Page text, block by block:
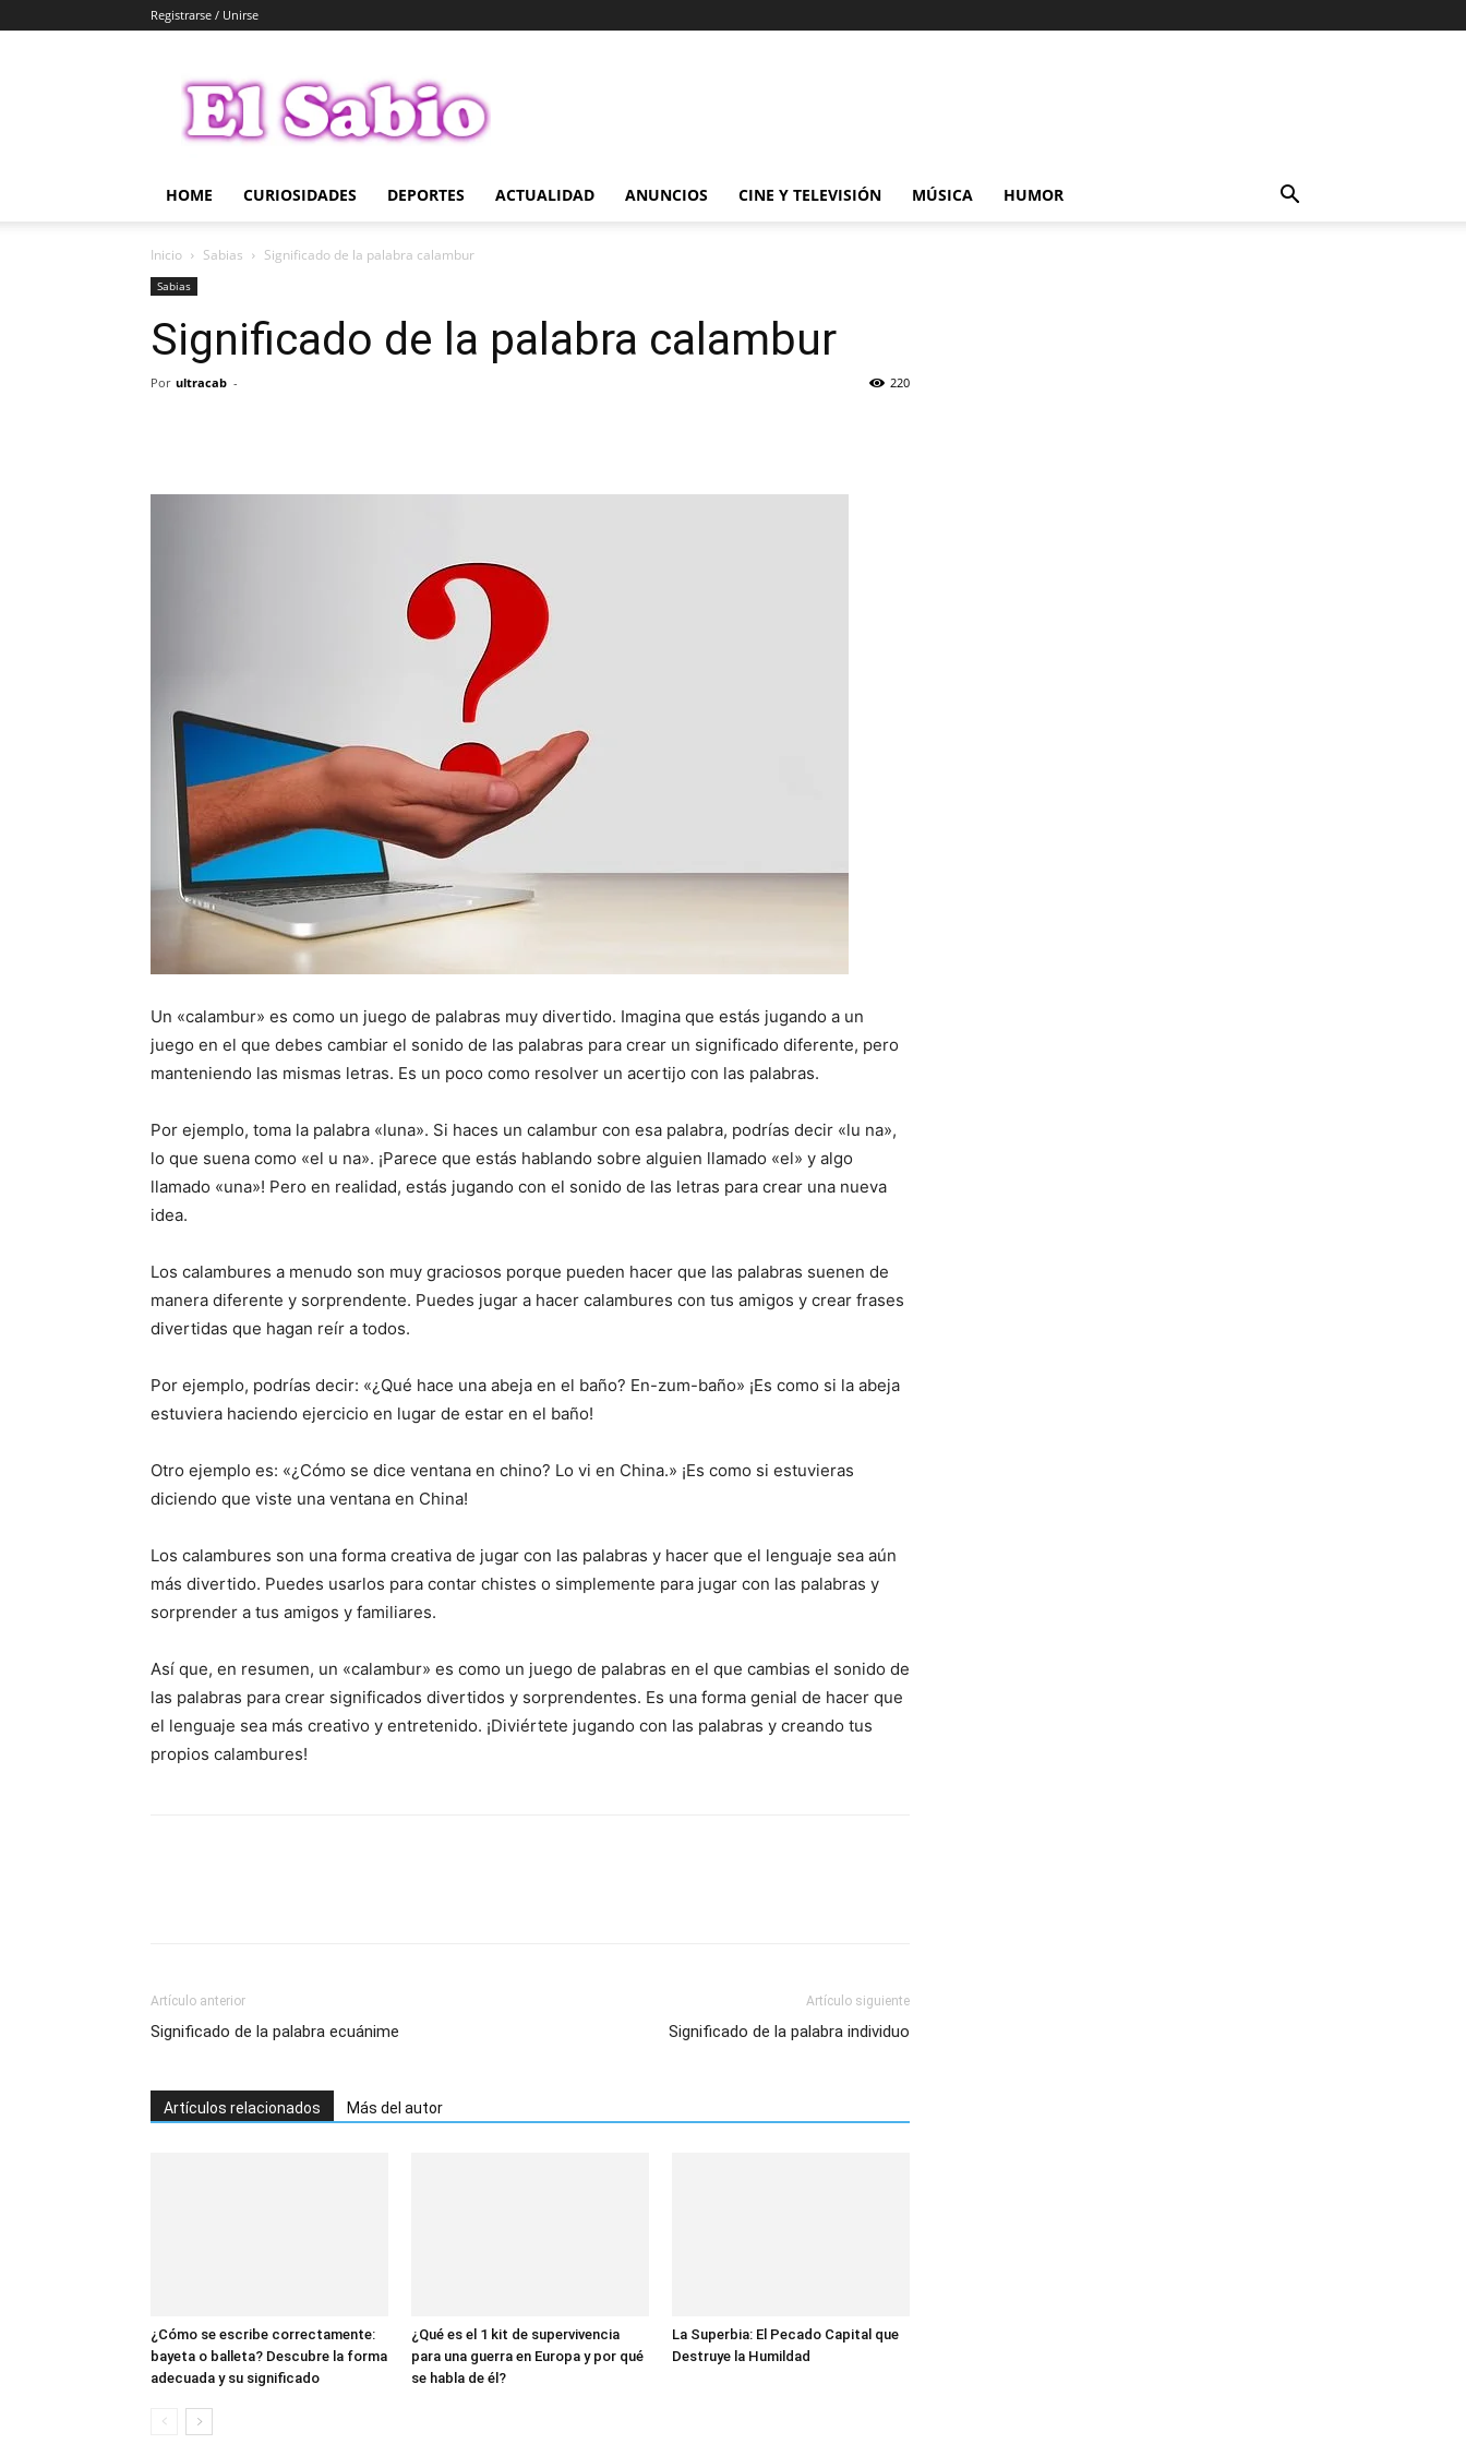
Registrarse / Unirse
Sabio
HOME CURIOSIDADES DEPORTES ACTUALIDAD ANUNCIOS CINE Y TELEVISIÓN MÚSICA HUMOR
Inicio Sabias Significado de la palabra calambur
Sabias
Significado de la palabra calambur
Por ultracab - 220
Un «calambur» es como un juego de palabras muy divertido. Imagina que estás jugando a un
juego en el que debes cambiar el sonido de las palabras para crear un significado diferente, pero
manteniendo las mismas letras. Es un poco como resolver un acertijo con las palabras.
Por ejemplo, toma la palabra «luna». Si haces un calambur con esa palabra, podrías decir «lu na»,
lo que suena como «el u na». ¡Parece que estás hablando sobre alguien llamado «el» y algo
llamado «una»! Pero en realidad, estás jugando con el sonido de las letras para crear una nueva
idea.
Los calambures a menudo son muy graciosos porque pueden hacer que las palabras suenen de
manera diferente y sorprendente. Puedes jugar a hacer calambures con tus amigos y crear frases
divertidas que hagan reír a todos.
Por ejemplo, podrías decir: «¿Qué hace una abeja en el baño? En-zum-baño» ¡Es como si la abeja
estuviera haciendo ejercicio en lugar de estar en el baño!
Otro ejemplo es: «¿Cómo se dice ventana en chino? Lo vi en China.» ¡Es como si estuvieras
diciendo que viste una ventana en China!
Los calambures son una forma creativa de jugar con las palabras y hacer que el lenguaje sea aún
más divertido. Puedes usarlos para contar chistes o simplemente para jugar con las palabras y
sorprender a tus amigos y familiares.
Así que, en resumen, un «calambur» es como un juego de palabras en el que cambias el sonido de
las palabras para crear significados divertidos y sorprendentes. Es una forma genial de hacer que
el lenguaje sea más creativo y entretenido. ¡Diviértete jugando con las palabras y creando tus
propios calambures!
Artículo anterior
Significado de la palabra ecuánime
Artículo siguiente
Significado de la palabra individuo
Artículos relacionados Más del autor
¿Cómo se escribe correctamente:
bayeta o balleta? Descubre la forma
adecuada y su significado
¿Qué es el 1 kit de supervivencia
para una guerra en Europa y por qué
se habla de él?
La Superbia: El Pecado Capital que
Destruye la Humildad